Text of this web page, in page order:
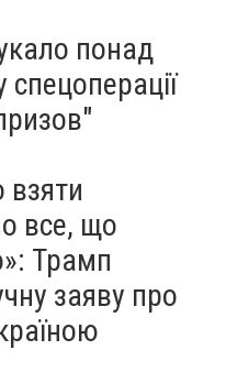
понад
все, що
Трамп
заяву про